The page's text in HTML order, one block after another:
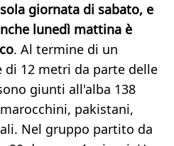
giornata di sabato, e
lunedì mattina è
. Al termine di un
di 12 metri da parte delle
giunti all'alba 138
pakistani,
Nel gruppo partito da